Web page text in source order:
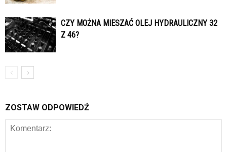
CZY MOŻNA MIESZAĆ OLEJ HYDRAULICZNY 32
Z 46?
ZOSTAW ODPOWIEDŹ